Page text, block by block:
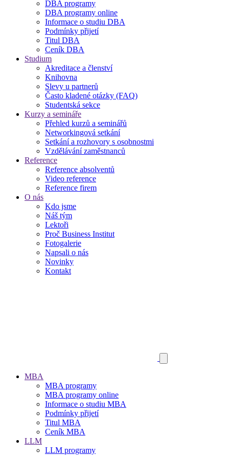
DBA programy
DBA programy online
Informace o studiu DBA
Podmínky přijetí
Titul DBA
Ceník DBA
Studium
Akreditace a členství
Knihovna
Slevy u partnerů
Často kladené otázky (FAQ)
Studentská sekce
Kurzy a semináře
Přehled kurzů a seminářů
Networkingová setkání
Setkání a rozhovory s osobnostmi
Vzdělávání zaměstnanců
Reference
Reference absolventů
Video reference
Reference firem
O nás
Kdo jsme
Náš tým
Lektoři
Proč Business Institut
Fotogalerie
Napsali o nás
Novinky
Kontakt
MBA
MBA programy
MBA programy online
Informace o studiu MBA
Podmínky přijetí
Titul MBA
Ceník MBA
LLM
LLM programy